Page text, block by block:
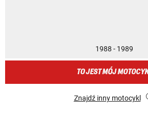
1988 - 1989
TO JEST MÓJ
Znajdź inny motocykl